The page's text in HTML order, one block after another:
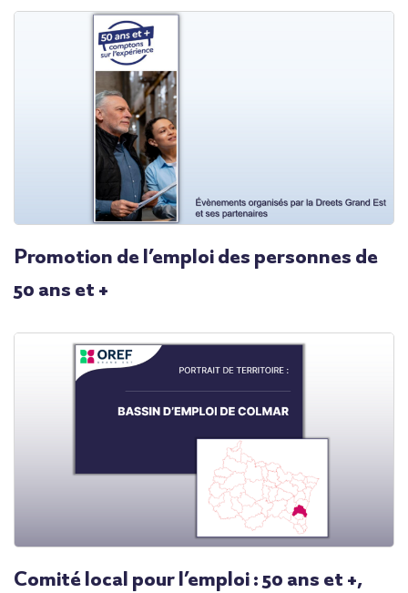
Promotion de l’emploi des personnes de
50 ans et +
Comité local pour l’emploi : 50 ans et +,